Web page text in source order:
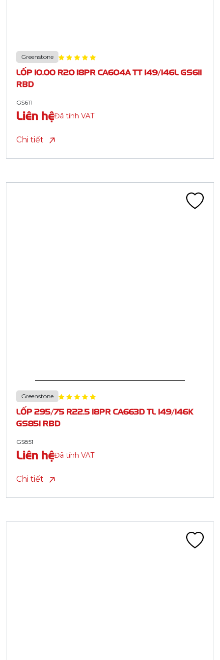
Greenstone
LỐP 10.00 R20 18PR CA604A TT 149/146L GS611
RBD
GS611
Liên hệĐã tính VAT
Chi tiết
Greenstone
LỐP 295/75 R22.5 18PR CA663D TL 149/146K
GS851 RBD
GS851
Liên hệĐã tính VAT
Chi tiết